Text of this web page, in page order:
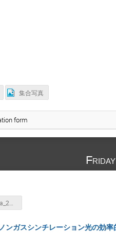
集合写真
form
ンガスシンチレーション光の効